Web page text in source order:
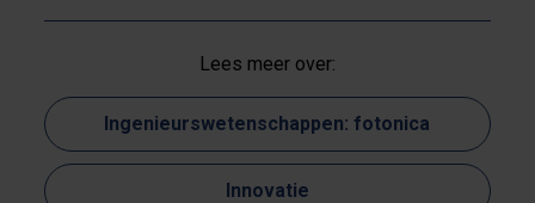
Lees meer over:
Ingenieurswetenschappen: fotonica
Innovatie